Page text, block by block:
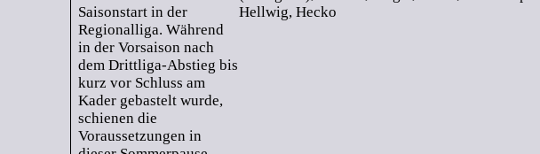
Saisonstart in der
Regionalliga. Während
in der Vorsaison nach
dem Drittliga-Abstieg bis
kurz vor Schluss am
Kader gebastelt wurde,
schienen die
Voraussetzungen in